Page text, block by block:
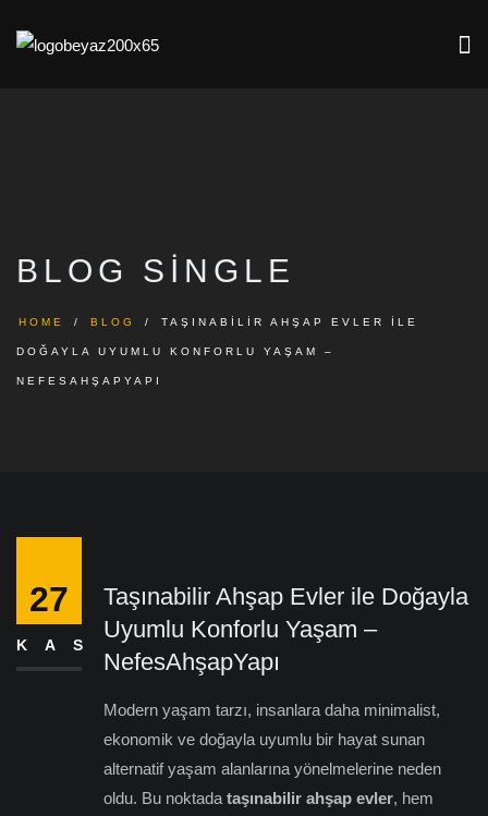
BLOG SINGLE
HOME BLOG TAŞINABILIR AHŞAP EVLER ILE
DOĞAYLA UYUMLU KONFORLU YAŞAM –
NEFESAHŞAPYAPI
Taşınabilir Ahşap Evler ile Doğayla
Uyumlu Konforlu Yaşam –
NefesAhşapYapı
Modern yaşam tarzı, insanlara daha minimalist,
ekonomik ve doğayla uyumlu bir hayat sunan
alternatif yaşam alanlarına yönelmelerine neden
oldu. Bu noktada taşınabilir ahşap evler, hem
27
KAS